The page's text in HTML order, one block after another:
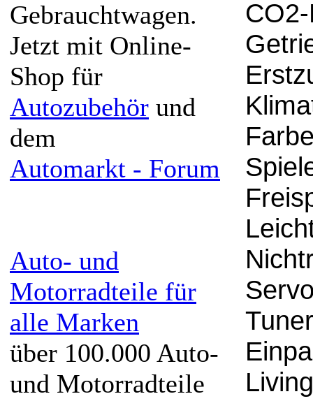
Gebrauchtwagen.
Jetzt mit Online-
Shop für
Autozubehör und
dem
Automarkt - Forum
Auto- und
Motorradteile für
alle Marken
über 100.000 Auto-
und Motorradteile